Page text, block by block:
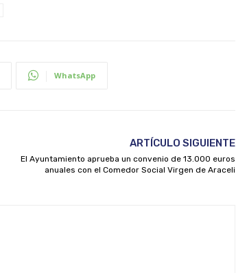
WhatsApp
ARTÍCULO SIGUIENTE
El Ayuntamiento aprueba un convenio de 13.000 euros
anuales con el Comedor Social Virgen de Araceli